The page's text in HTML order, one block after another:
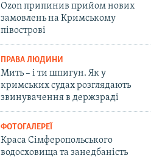
Ozon припинив прийом нових
замовлень на Кримському
півострові
ПРАВА ЛЮДИНИ
Мить – і ти шпигун. Як у
кримських судах розглядають
звинувачення в держзраді
ФОТОГАЛЕРЕЇ
Краса Сімферопольського
водосховища та занедбаність